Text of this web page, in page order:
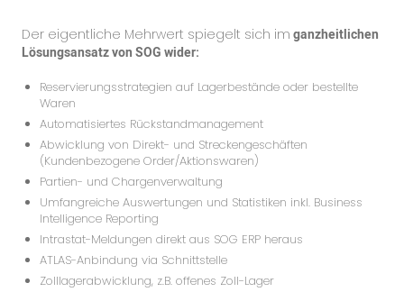
Der eigentliche Mehrwert spiegelt sich im ganzheitlichen
Lösungsansatz von SOG wider:
Reservierungsstrategien auf Lagerbestände oder bestellte
Waren
Automatisiertes Rückstandmanagement
Abwicklung von Direkt- und Streckengeschäften
(Kundenbezogene Order/Aktionswaren)
Partien- und Chargenverwaltung
Umfangreiche Auswertungen und Statistiken inkl. Business
Intelligence Reporting
Intrastat-Meldungen direkt aus SOG ERP heraus
ATLAS-Anbindung via Schnittstelle
Zolllagerabwicklung, z.B. offenes Zoll-Lager